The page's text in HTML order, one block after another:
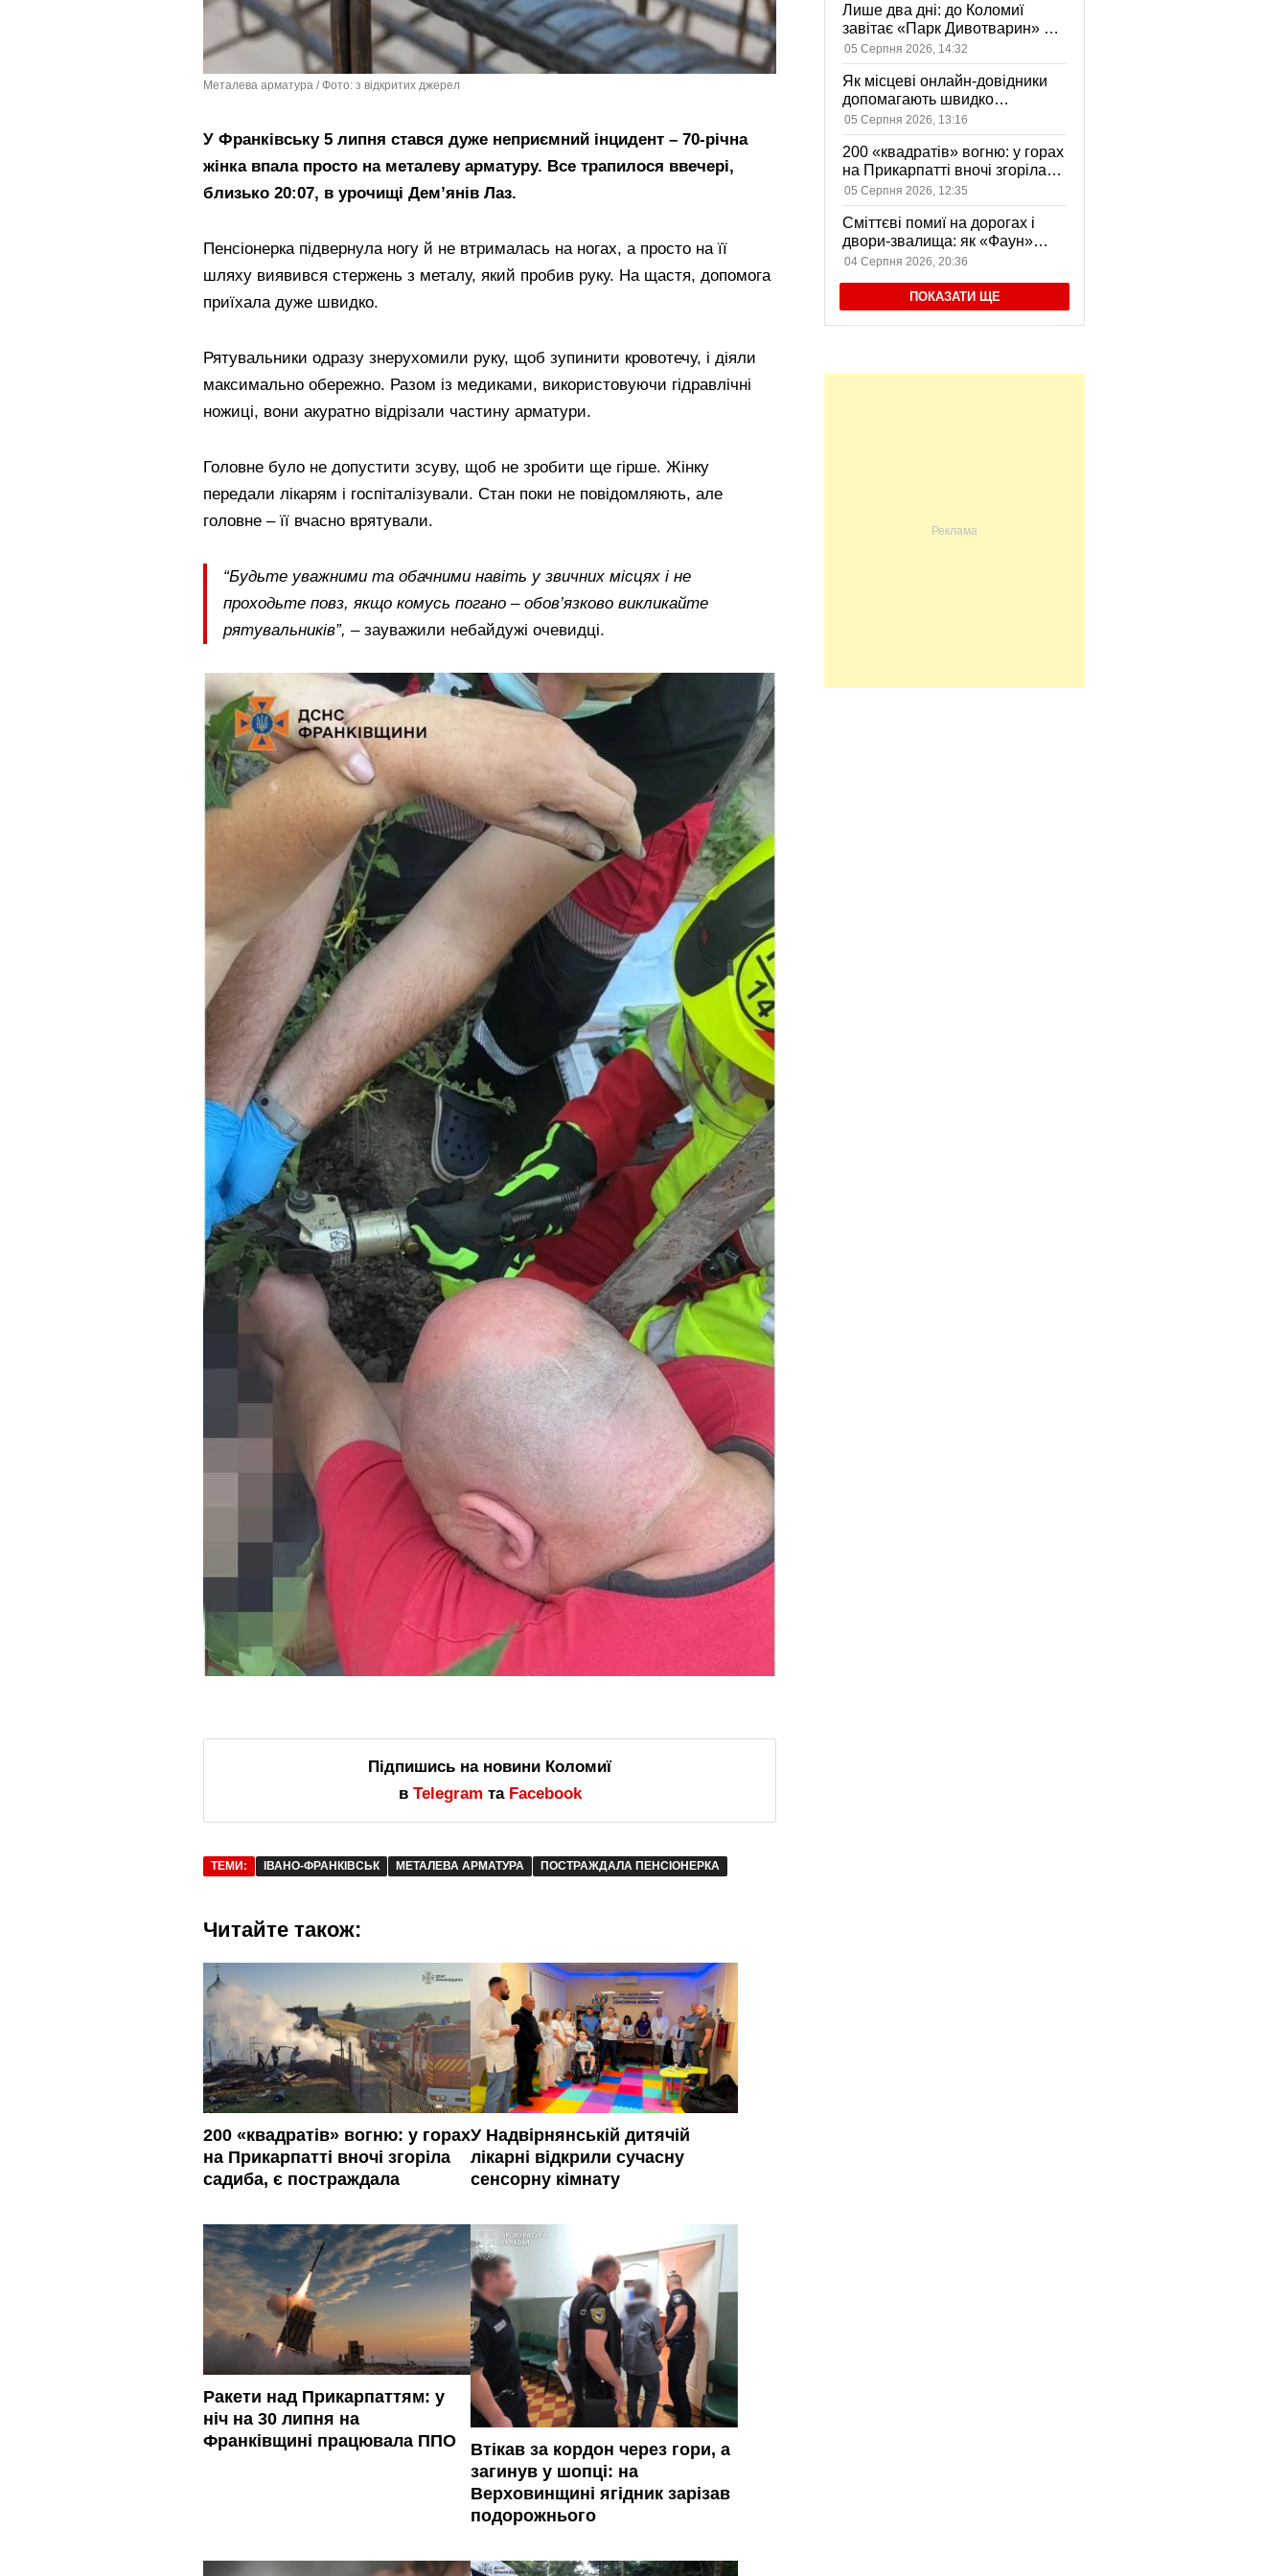
Металева арматура / Фото: з відкритих джерел
У Франківську 5 липня стався дуже неприємний інцидент – 70-річна
жінка впала просто на металеву арматуру. Все трапилося ввечері,
близько 20:07, в урочищі Дем’янів Лаз.
Пенсіонерка підвернула ногу й не втрималась на ногах, а просто на її
шляху виявився стержень з металу, який пробив руку. На щастя, допомога
приїхала дуже швидко.
Рятувальники одразу знерухомили руку, щоб зупинити кровотечу, і діяли
максимально обережно. Разом із медиками, використовуючи гідравлічні
ножиці, вони акуратно відрізали частину арматури.
Головне було не допустити зсуву, щоб не зробити ще гірше. Жінку
передали лікарям і госпіталізували. Стан поки не повідомляють, але
головне – її вчасно врятували.
“Будьте уважними та обачними навіть у звичних місцях і не
проходьте повз, якщо комусь погано – обов’язково викликайте
рятувальників”, – зауважили небайдужі очевидці.
Підпишись на новини Коломиї
в Telegram та Facebook
ТЕМИ: ІВАНО-ФРАНКІВСЬК МЕТАЛЕВА АРМАТУРА ПОСТРАЖДАЛА ПЕНСІОНЕРКА
Читайте також:
200 «квадратів» вогню: у горах
на Прикарпатті вночі згоріла
садиба, є постраждала
У Надвірнянській дитячій
лікарні відкрили сучасну
сенсорну кімнату
Ракети над Прикарпаттям: у
ніч на 30 липня на
Франківщині працювала ППО
Втікав за кордон через гори, а
загинув у шопці: на
Верховинщині ягідник зарізав
подорожнього
Лише два дні: до Коломиї
завітає «Парк Дивотварин» — і
вхід безкоштовний
05 Серпня 2026, 14:32
Як місцеві онлайн-довідники
допомагають швидко
знаходити послуги у своєму
місті
05 Серпня 2026, 13:16
200 «квадратів» вогню: у горах
на Прикарпатті вночі згоріла
садиба, є постраждала
05 Серпня 2026, 12:35
Сміттєві помиї на дорогах і
двори-звалища: як «Фаун»
вивозить відходи в Коломиї
04 Серпня 2026, 20:36
ПОКАЗАТИ ЩЕ